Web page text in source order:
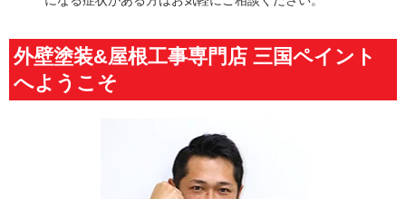
「天井にシミが…」「雨の日だけ臭いがする」など、気
外壁塗装&屋根工事専門店 三国ペイント